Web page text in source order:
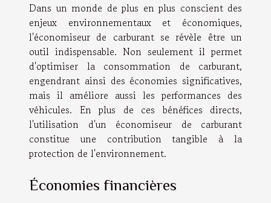
Dans un monde de plus en plus conscient des
enjeux environnementaux et économiques,
l'économiseur de carburant se révèle être un
outil indispensable. Non seulement il permet
d'optimiser la consommation de carburant,
engendrant ainsi des économies significatives,
mais il améliore aussi les performances des
véhicules. En plus de ces bénéfices directs,
l'utilisation d'un économiseur de carburant
constitue une contribution tangible à la
protection de l'environnement.
Économies financières